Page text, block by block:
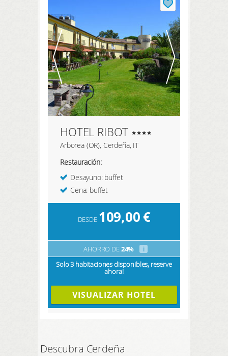
HOTEL RIBOT
Arborea (OR), Cerdeña, IT
Restauración:
Desayuno: buffet
Cena: buffet
DESDE 109,00€
AHORRO DE24%
i
Solo 3 habitaciones disponibles, reserve
ahora!
VISUALIZAR HOTEL
Descubra Cerdeña